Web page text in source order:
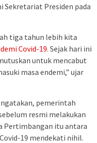
Sekretariat Presiden pada
tiga tahun lebih kita
Covid-19. Sejak hari ini
untuk mencabut
masa endemi,” ujar
pemerintah
resmi melakukan
Pertimbangan itu antara
19 mendekati nihil.